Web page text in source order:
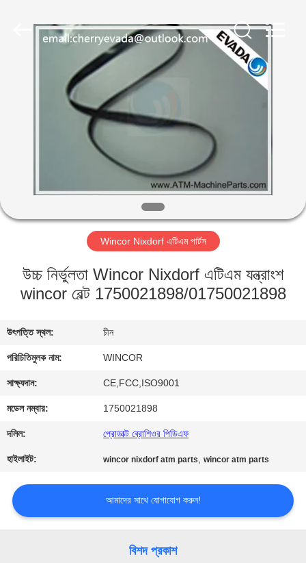
কারখানা
মান
যোগাযোগ
করুন
খবর
জন্য
আবেদন
Wincor Nixdorf এটিএম পার্টস
উচ্চ নির্ভুলতা Wincor Nixdorf এটিএম যন্ত্রাংশ
wincor বেল্ট 1750021898/01750021898
উৎপত্তি স্থল: চীন
পরিচিতিমুলক নাম: WINCOR
সাক্ষ্যদান: CE,FCC,ISO9001
মডেল নম্বার: 1750021898
দলিল: প্রোডাক্ট ব্রোশিওর পিডিএফ
হাইলাইট: wincor nixdorf atm parts,wincor atm parts
আমাদের সাথে যোগাযোগ করুন!
বিশদ প্রকাশ